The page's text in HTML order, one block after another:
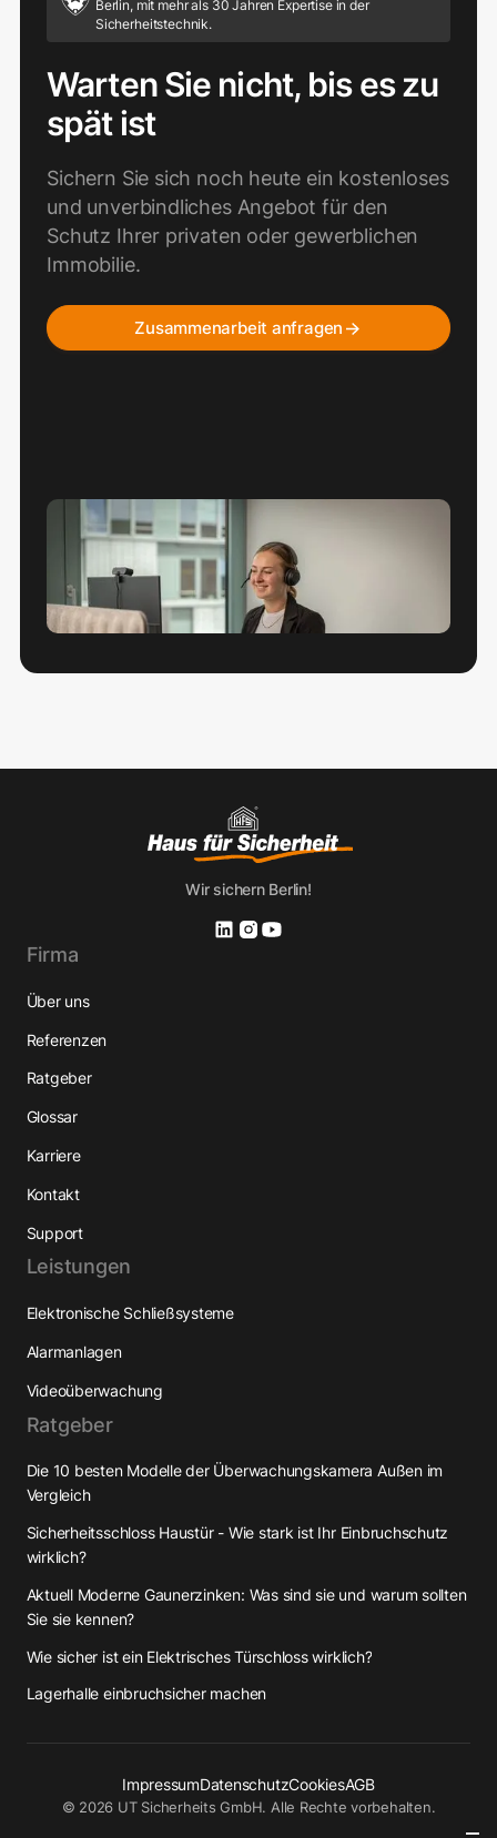
Berlin, mit mehr als 30 Jahren Expertise in der
Sicherheitstechnik.
Warten Sie nicht, bis es zu
spät ist
Sichern Sie sich noch heute ein kostenloses
und unverbindliches Angebot für den
Schutz Ihrer privaten oder gewerblichen
Immobilie.
Zusammenarbeit anfragen
Wir sichern Berlin!
Firma
Über uns
Referenzen
Ratgeber
Glossar
Karriere
Kontakt
Support
Leistungen
Elektronische Schließsysteme
Alarmanlagen
Videoüberwachung
Ratgeber
Die 10 besten Modelle der Überwachungskamera Außen im
Vergleich
Sicherheitsschloss Haustür - Wie stark ist Ihr Einbruchschutz
wirklich?
Aktuell Moderne Gaunerzinken: Was sind sie und warum sollten
Sie sie kennen?
Wie sicher ist ein Elektrisches Türschloss wirklich?
Lagerhalle einbruchsicher machen
© 2026 UT Sicherheits GmbH. Alle Rechte vorbehalten.
ImpressumDatenschutzCookiesAGB